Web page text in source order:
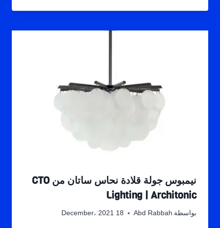
نيمبوس جولة قلادة نحاس ساتان من CTO
Lighting | Architonic
بواسطة Abd Rabbah 18 December، 2021